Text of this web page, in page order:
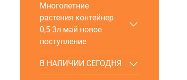
Многолетние
растения контейнер
0,5-3л май новое
поступление
В НАЛИЧИИ СЕГОДНЯ